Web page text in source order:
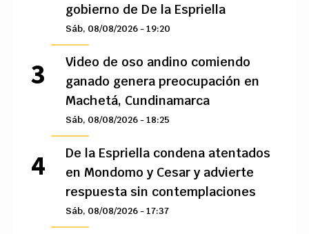
gobierno de De la Espriella
Sáb, 08/08/2026 - 19:20
Video de oso andino comiendo
ganado genera preocupación en
Machetá, Cundinamarca
Sáb, 08/08/2026 - 18:25
De la Espriella condena atentados
en Mondomo y Cesar y advierte
respuesta sin contemplaciones
Sáb, 08/08/2026 - 17:37